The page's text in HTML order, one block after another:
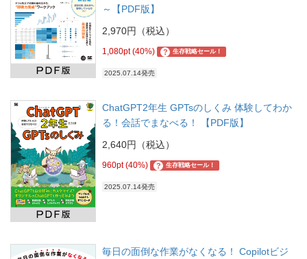
～【PDF版】
2,970円（税込）
1,080pt (40%) ? 生存戦略セール！
2025.07.14発売
ChatGPT2年生 GPTsのしくみ 体験してわか
る！会話でまなべる！ 【PDF版】
2,640円（税込）
960pt (40%) ? 生存戦略セール！
2025.07.14発売
毎日の面倒な作業がなくなる！ Copilotビジ